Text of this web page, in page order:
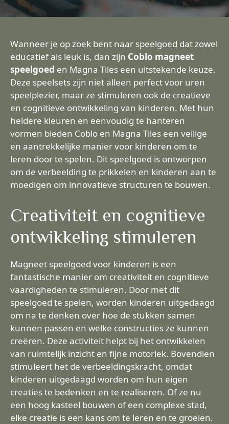
Wanneer je op zoek bent naar speelgoed dat zowel
educatief als leuk is, dan zijn Coblo magneet
speelgoed en Magna Tiles een uitstekende keuze.
Deze speelsets zijn niet alleen perfect voor uren
speelplezier, maar ze stimuleren ook de creatieve
en cognitieve ontwikkeling van kinderen. Met hun
heldere kleuren en eenvoudig te hanteren
vormen bieden Coblo en Magna Tiles een veilige
en aantrekkelijke manier voor kinderen om te
leren door te spelen. Dit speelgoed is ontworpen
om de verbeelding te prikkelen en kinderen aan te
moedigen om innovatieve structuren te bouwen.
Creativiteit en cognitieve
ontwikkeling stimuleren
Magneet speelgoed voor kinderen is een
fantastische manier om creativiteit en cognitieve
vaardigheden te stimuleren. Door met dit
speelgoed te spelen, worden kinderen uitgedaagd
om na te denken over hoe de stukken samen
kunnen passen en welke constructies ze kunnen
creëren. Deze activiteit helpt bij het ontwikkelen
van ruimtelijk inzicht en fijne motoriek. Bovendien
stimuleert het de verbeeldingskracht, omdat
kinderen uitgedaagd worden om hun eigen
creaties te bedenken en te realiseren. Of ze nu
een hoog kasteel bouwen of een complexe stad,
elke creatie is een kans om te leren en te groeien.